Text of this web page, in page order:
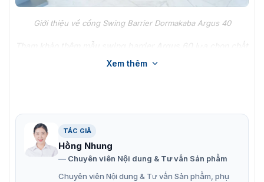
Giới thiệu về cổng Swing Barrier Dormakaba Argus 40
lượng tốt, mà bạn có thể cân nhắc
Dormakaba Argus 40 là lựa chọn hàng đầu cho những
môi trường cần kiểm soát an ninh. Với công nghệ hiện
đại, độ bền cao và hiệu suất vận hành mạnh mẽ,
động swing barriernày không chỉ đảm bảo an ninh mà
còn nâng tầm không gian sử dụng.
Xem thêm
TÁC GIẢ
Hồng Nhung
Chuyên viên Nội dung & Tư vấn Sản phẩm
Chuyên viên Nội dung & Tư vấn Sản phẩm, phụ